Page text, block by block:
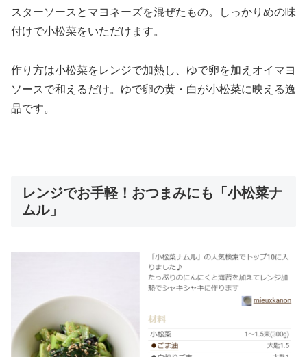
スターソースとマヨネーズを混ぜたもの。しっかりめの味
付けで小松菜をいただけます。
作り方は小松菜をレンジで加熱し、ゆで卵を加えオイマヨ
ソースで和えるだけ。ゆで卵の黄・白が小松菜に映える逸
品です。
レンジでお手軽！おつまみにも「小松菜ナ
ムル」